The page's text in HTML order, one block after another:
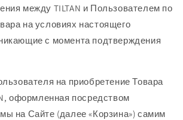
между TILTAN и Пользователем по
на условиях настоящего
с момента подтверждения
на приобретение Товара
оформленная посредством
на Сайте (далее «Корзина») самим